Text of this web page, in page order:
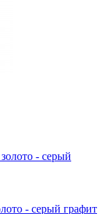
- серый